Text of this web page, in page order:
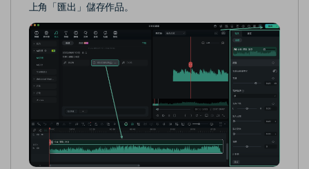
上角「匯出」儲存作品。